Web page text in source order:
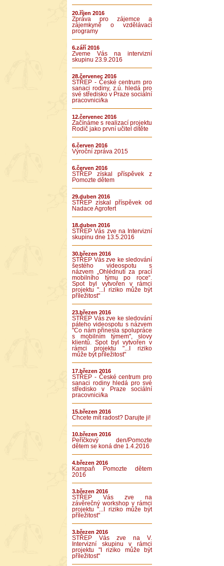
20.říjen 2016
Zpráva pro zájemce a
zájemkyně o vzdělávací
programy
6.září 2016
Zveme Vás na intervizní
skupinu 23.9.2016
28.červenec 2016
STŘEP - České centrum pro
sanaci rodiny, z.ú. hledá pro
své středisko v Praze sociální
pracovnici/ka
12.červenec 2016
Začínáme s realizací projektu
Rodič jako první učitel dítěte
6.červen 2016
Výroční zpráva 2015
6.červen 2016
STŘEP získal příspěvek z
Pomozte dětem
29.duben 2016
STŘEP získal příspěvek od
Nadace Agrofert
18.duben 2016
STŘEP Vás zve na Intervizní
skupinu dne 13.5.2016
30.březen 2016
STŘEP Vás zve ke sledování
šestého videospotu s
názvem „Ohlédnutí za prací
mobilního týmu po roce“.
Spot byl vytvořen v rámci
projektu "...I riziko může být
příležitost"
23.březen 2016
STŘEP Vás zve ke sledování
páteho videospotu s názvem
"Co nám přinesla spolupráce
s mobilním týmem", slovy
klientů. Spot byl vytvořen v
rámci projektu "...I riziko
může být příležitost"
17.březen 2016
STŘEP - České centrum pro
sanaci rodiny hledá pro své
středisko v Praze sociální
pracovnici/ka
15.březen 2016
Chcete mít radost? Darujte ji!
10.březen 2016
Peříčkový den/Pomozte
dětem se koná dne 1.4.2016
4.březen 2016
Kampaň Pomozte dětem
2016
3.březen 2016
STŘEP Vás zve na
závěrečný workshop v rámci
projektu "...I riziko může být
příležitost"
3.březen 2016
STŘEP Vás zve na V.
Intervizní skupinu v rámci
projektu "I riziko může být
příležitost"